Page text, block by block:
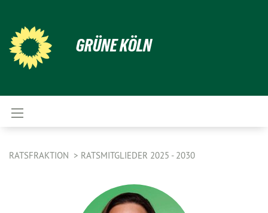
GRÜNE KÖLN
RATSFRAKTION RATSMITGLIEDER 2025 - 2030